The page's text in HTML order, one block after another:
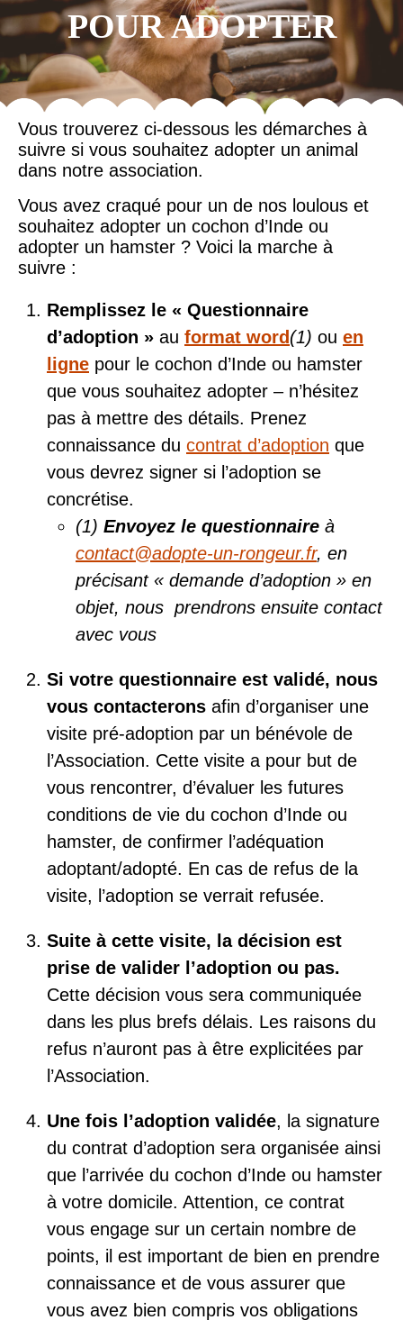
POUR ADOPTER
Vous trouverez ci-dessous les démarches à
suivre si vous souhaitez adopter un animal
dans notre association.
Vous avez craqué pour un de nos loulous et
souhaitez adopter un cochon d’Inde ou
adopter un hamster ? Voici la marche à
suivre :
Remplissez le « Questionnaire
d’adoption » au format word(1) ou en
ligne pour le cochon d’Inde ou hamster
que vous souhaitez adopter – n’hésitez
pas à mettre des détails. Prenez
connaissance du contrat d’adoption que
vous devrez signer si l’adoption se
concrétise.
(1) Envoyez le questionnaire à
contact@adopte-un-rongeur.fr, en
précisant « demande d’adoption » en
objet, nous prendrons ensuite contact
avec vous
Si votre questionnaire est validé, nous
vous contacterons afin d’organiser une
visite pré-adoption par un bénévole de
l’Association. Cette visite a pour but de
vous rencontrer, d’évaluer les futures
conditions de vie du cochon d’Inde ou
hamster, de confirmer l’adéquation
adoptant/adopté. En cas de refus de la
visite, l’adoption se verrait refusée.
Suite à cette visite, la décision est
prise de valider l’adoption ou pas.
Cette décision vous sera communiquée
dans les plus brefs délais. Les raisons du
refus n’auront pas à être explicitées par
l’Association.
Une fois l’adoption validée, la signature
du contrat d’adoption sera organisée ainsi
que l’arrivée du cochon d’Inde ou hamster
à votre domicile. Attention, ce contrat
vous engage sur un certain nombre de
points, il est important de bien en prendre
connaissance et de vous assurer que
vous avez bien compris vos obligations